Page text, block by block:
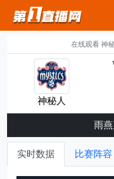
在线观看 神
神秘人
雨燕
实时数据 比赛阵容